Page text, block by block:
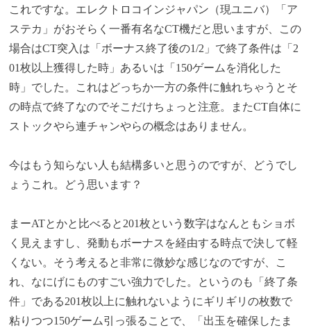
これですな。エレクトロコインジャパン（現ユニバ）「ア
ステカ」がおそらく一番有名なCT機だと思いますが、この
場合はCT突入は「ボーナス終了後の1/2」で終了条件は「2
01枚以上獲得した時」あるいは「150ゲームを消化した
時」でした。これはどっちか一方の条件に触れちゃうとそ
の時点で終了なのでそこだけちょっと注意。またCT自体に
ストックやら連チャンやらの概念はありません。
今はもう知らない人も結構多いと思うのですが、どうでし
ょうこれ。どう思います？
まーATとかと比べると201枚という数字はなんともショボ
く見えますし、発動もボーナスを経由する時点で決して軽
くない。そう考えると非常に微妙な感じなのですが、こ
れ、なにげにものすごい強力でした。というのも「終了条
件」である201枚以上に触れないようにギリギリの枚数で
粘りつつ150ゲーム引っ張ることで、「出玉を確保したま